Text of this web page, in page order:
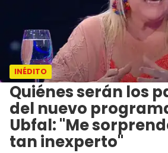
INÉDITO
Quiénes serán los
del nuevo
Ubfal: "Me
tan inexperto"